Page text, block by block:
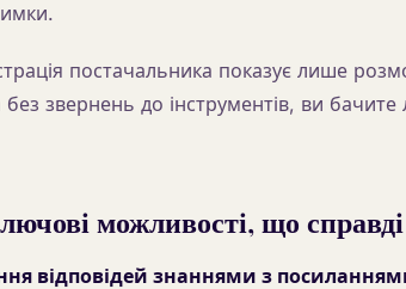
постачальника показує лише
без звернень до інструментів, ви
можливості, що
відповідей знаннями з